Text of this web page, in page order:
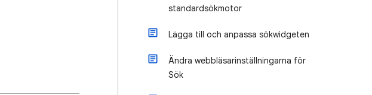
standardsökmotor
Lägga till och anpassa sökwidgeten
Ändra webbläsarinställningarna för
Sök